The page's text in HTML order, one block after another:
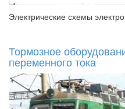
Электрические схемы
Тормозное
переменного тока